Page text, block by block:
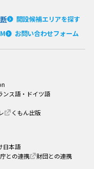
開設候補エリアを探す
お問い合わせフォーム
ンス語・ドイツ語
くもん出版
日本語
との連携
財団との連携